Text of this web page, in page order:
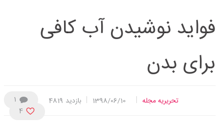
فواید نوشیدن آب کافی
برای بدن
تحریریه مجله 1398/06/10 بازدید 4819
1
4